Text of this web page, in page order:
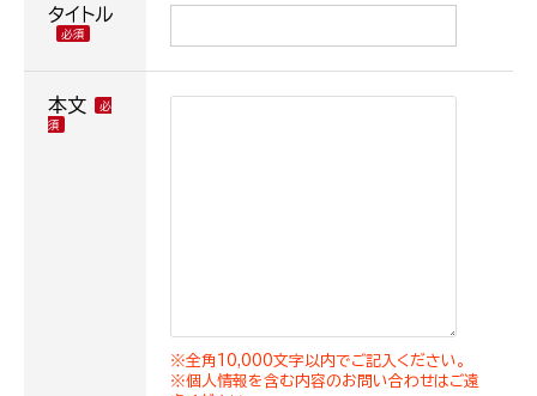
タイトル
本文
※全角10,000文字以内でご記入ください。
※個人情報を含む内容のお問い合わせはご遠